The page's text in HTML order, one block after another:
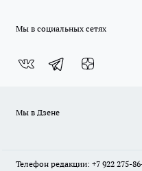
Мы в социальных сетях
Мы в Дзене
Телефон редакции: +7 922 275-